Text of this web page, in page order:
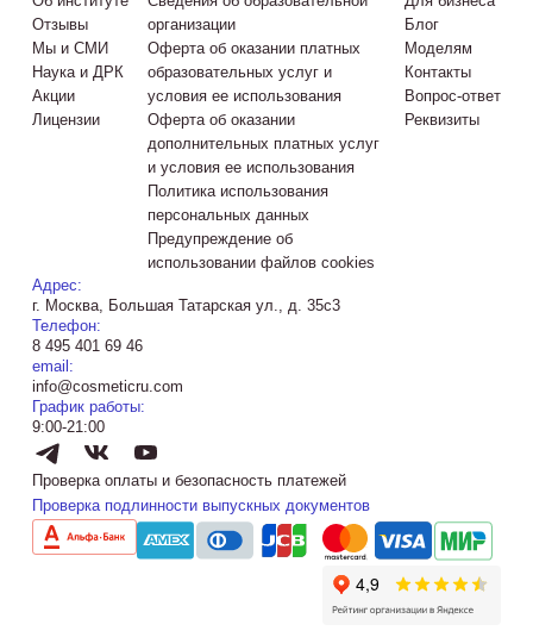
Отзывы
Мы и СМИ
Наука и ДРК
Акции
Лицензии
организации
Оферта об оказании платных
образовательных услуг и
условия ее использования
Оферта об оказании
дополнительных платных услуг
и условия ее использования
Политика использования
персональных данных
Предупреждение об
использовании файлов cookies
Блог
Моделям
Контакты
Вопрос-ответ
Реквизиты
Адрес:
г. Москва, Большая Татарская ул., д. 35с3
Телефон:
8 495 401 69 46
email:
info@cosmeticru.com
График работы:
9:00-21:00
Проверка оплаты и безопасность платежей
Проверка подлинности выпускных документов